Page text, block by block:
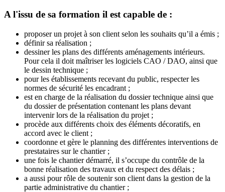
A l'issu de sa formation il est capable de :
proposer un projet à son client selon les souhaits qu’il a émis ;
définir sa réalisation ;
dessiner les plans des différents aménagements intérieurs.
Pour cela il doit maîtriser les logiciels CAO / DAO, ainsi que
le dessin technique ;
pour les établissements recevant du public, respecter les
normes de sécurité les encadrant ;
est en charge de la réalisation du dossier technique ainsi que
du dossier de présentation contenant les plans devant
intervenir lors de la réalisation du projet ;
procède aux différents choix des éléments décoratifs, en
accord avec le client ;
coordonne et gère le planning des différentes interventions de
prestataires sur le chantier ;
une fois le chantier démarré, il s’occupe du contrôle de la
bonne réalisation des travaux et du respect des délais ;
a aussi pour rôle de soutenir son client dans la gestion de la
partie administrative du chantier ;